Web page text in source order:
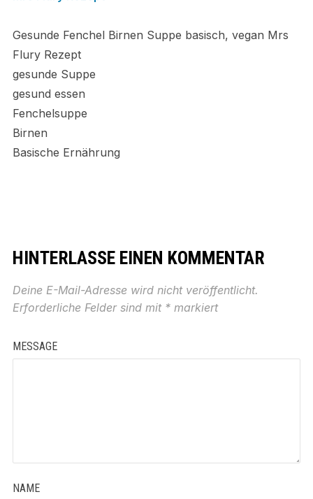
Gesunde Fenchel Birnen Suppe basisch, vegan Mrs
Flury Rezept
gesunde Suppe
gesund essen
Fenchelsuppe
Birnen
Basische Ernährung
HINTERLASSE EINEN KOMMENTAR
Deine E-Mail-Adresse wird nicht veröffentlicht.
Erforderliche Felder sind mit *markiert
MESSAGE
NAME